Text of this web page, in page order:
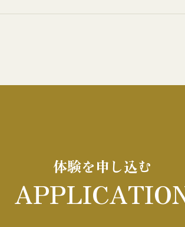
体験を申し込む